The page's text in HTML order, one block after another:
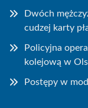
Dwóch
cudzej karty
Policyjna
kolejową w
Postępy w